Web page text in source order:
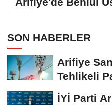
Arifiye'de Behlül
SON HABERLER
Arifiye
Tehlikeli
Altyapısı
İYİ Parti